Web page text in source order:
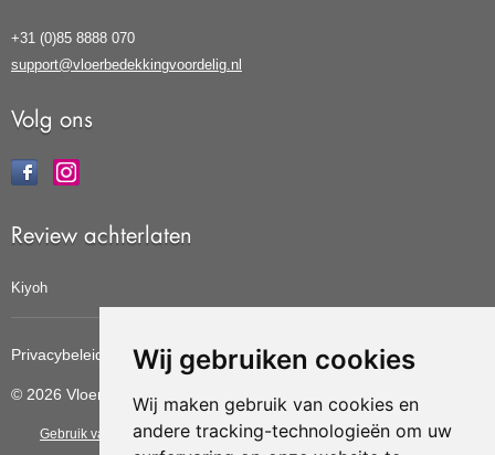
Wij gebruiken cookies
Wij maken gebruik van cookies en
andere tracking-technologieën om uw
+31 (0)85 8888 070
support@vloerbedekkingvoordelig.nl
Volg ons
Review achterlaten
Kiyoh
Privacybeleid Cookiebeleid Update cookies voorkeuren
© 2026 Vloerbedekkingvoordelig
Gebruik van deze site betekent dat u dealgemene voorwaarden van CBW